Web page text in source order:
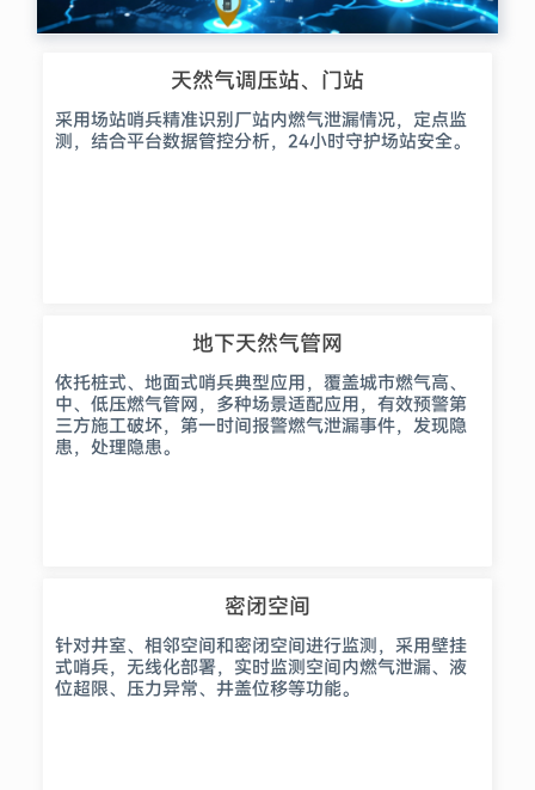
天然气调压站、门站
采用场站哨兵精准识别厂站内燃气泄漏情况，定点监
测，结合平台数据管控分析，24小时守护场站安全。
地下天然气管网
依托桩式、地面式哨兵典型应用，覆盖城市燃气高、
中、低压燃气管网，多种场景适配应用，有效预警第
三方施工破坏，第一时间报警燃气泄漏事件，发现隐
患，处理隐患。
密闭空间
针对井室、相邻空间和密闭空间进行监测，采用壁挂
式哨兵，无线化部署，实时监测空间内燃气泄漏、液
位超限、压力异常、井盖位移等功能。